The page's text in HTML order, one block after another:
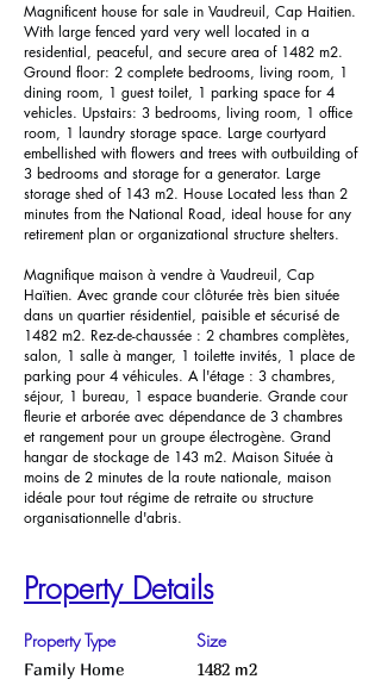
Magnificent house for sale in Vaudreuil, Cap Haitien.
With large fenced yard very well located in a
residential, peaceful, and secure area of ​​1482 m2.
Ground floor: 2 complete bedrooms, living room, 1
dining room, 1 guest toilet, 1 parking space for 4
vehicles. Upstairs: 3 bedrooms, living room, 1 office
room, 1 laundry storage space. Large courtyard
embellished with flowers and trees with outbuilding of
3 bedrooms and storage for a generator. Large
storage shed of 143 m2. House Located less than 2
minutes from the National Road, ideal house for any
retirement plan or organizational structure shelters.
Magnifique maison à vendre à Vaudreuil, Cap
Haïtien. Avec grande cour clôturée très bien située
dans un quartier résidentiel, paisible et sécurisé de
1482 m2. Rez-de-chaussée : 2 chambres complètes,
salon, 1 salle à manger, 1 toilette invités, 1 place de
parking pour 4 véhicules. A l'étage : 3 chambres,
séjour, 1 bureau, 1 espace buanderie. Grande cour
fleurie et arborée avec dépendance de 3 chambres
et rangement pour un groupe électrogène. Grand
hangar de stockage de 143 m2. Maison Située à
moins de 2 minutes de la route nationale, maison
idéale pour tout régime de retraite ou structure
organisationnelle d'abris.
Property Details
Property Type
Family Home
Size
1482 m2